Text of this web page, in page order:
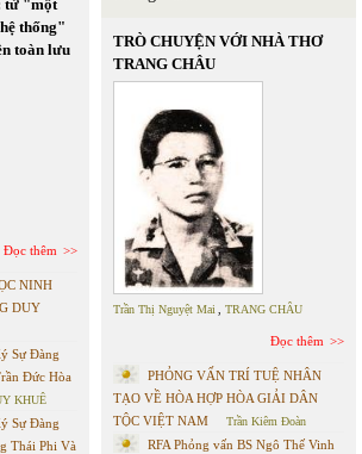
từ "một
thống"
toàn lưu
Đọc thêm
NINH
DUY
Sự Đàng
Đức Hòa
KHUÊ
Sự Đàng
Thái Phi Và
TRÒ CHUYỆN VỚI NHÀ THƠ
TRANG CHÂU
Trần Thị Nguyệt Mai TRANG CHÂU
Đọc thêm
PHỎNG VẤN TRÍ TUỆ NHÂN
TẠO VỀ HÒA HỢP HÒA GIẢI DÂN
TỘC VIỆT NAM
Trần Kiêm Đoàn
RFA Phỏng vấn BS Ngô Thế Vinh